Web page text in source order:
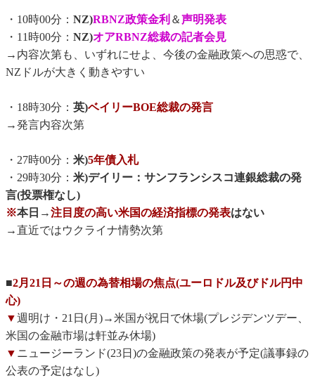
・10時00分： NZ)RBNZ政策金利 ＆声明発表
・11時00分： NZ)オアRBNZ総裁の記者会見
→内容次第も、いずれにせよ、今後の金融政策への思惑で、
NZドルが大きく動きやすい
・18時30分： 英)ベイリーBOE総裁の発言
→発言内容次第
・27時00分： 米)5年債入札
・29時30分： 米)デイリー：サンフランシスコ連銀総裁の発
言(投票権なし)
※本日→注目度の高い米国の経済指標の発表はない
→直近ではウクライナ情勢次第
■2月21日～の週の為替相場の焦点(ユーロドル及びドル円中
心)
▼週明け・21日(月)→米国が祝日で休場(プレジデンツデー、
米国の金融市場は軒並み休場)
▼ ニュージーランド(23日)の金融政策の発表が予定(議事録の
公表の予定はなし)